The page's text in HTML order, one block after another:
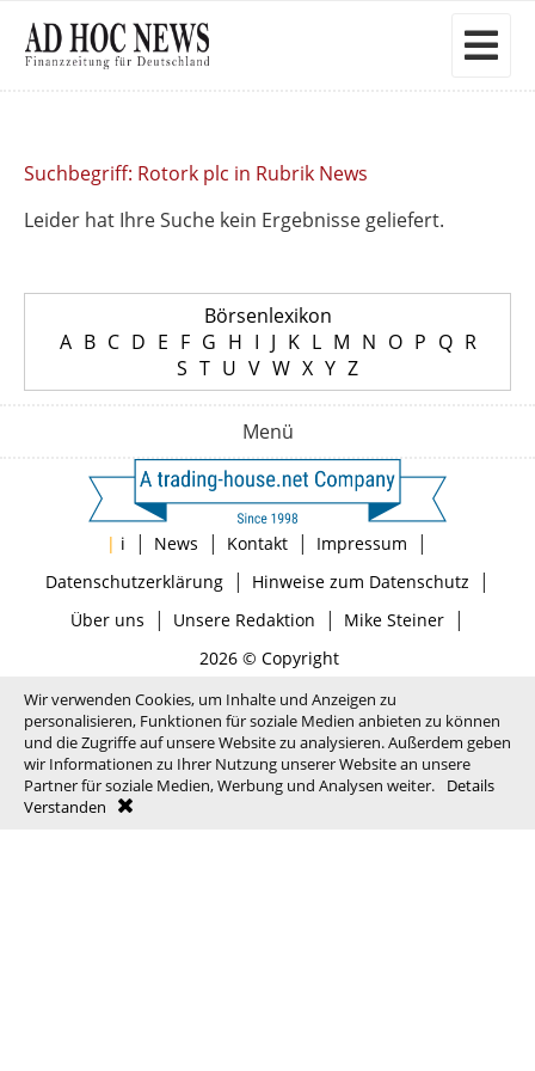
Suchbegriff: Rotork plc in Rubrik News
Leider hat Ihre Suche kein Ergebnisse geliefert.
Börsenlexikon
A B C D E F G H I J K L M N O P Q R
S T U V W X Y Z
Menü
| i | News | Kontakt | Impressum |
Datenschutzerklärung| Hinweise zum Datenschutz |
Über uns | Unsere Redaktion | Mike Steiner|
2026 © Copyright
Wir verwenden Cookies, um Inhalte und Anzeigen zu
personalisieren, Funktionen für soziale Medien anbieten zu können
und die Zugriffe auf unsere Website zu analysieren. Außerdem geben
wir Informationen zu Ihrer Nutzung unserer Website an unsere
Partner für soziale Medien, Werbung und Analysen weiter.
Details
Verstanden